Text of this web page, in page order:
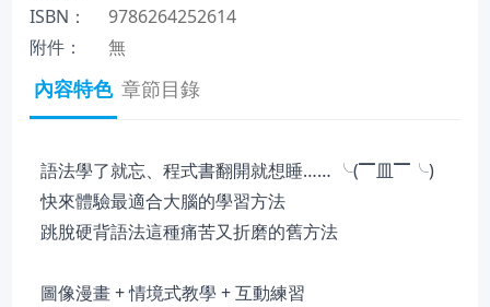
ISBN：
9786264252614
附件：
無
內容特色 章節目錄
語法學了就忘、程式書翻開就想睡…… ╰(▔皿▔╰)
快來體驗最適合大腦的學習方法
跳脫硬背語法這種痛苦又折磨的舊方法
圖像漫畫 + 情境式教學 + 互動練習